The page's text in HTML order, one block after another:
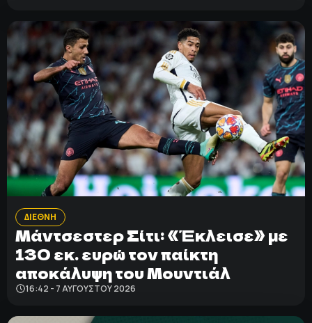
ΔΙΕΘΝΗ
Μάντσεστερ Σίτι: «Έκλεισε» με
130 εκ. ευρώ τον παίκτη
αποκάλυψη του Μουντιάλ
16:42 - 7 ΑΥΓΟΎΣΤΟΥ 2026